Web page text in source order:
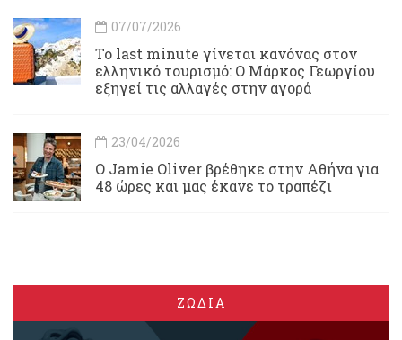
07/07/2026
Το last minute γίνεται κανόνας στον
ελληνικό τουρισμό: Ο Μάρκος Γεωργίου
εξηγεί τις αλλαγές στην αγορά
23/04/2026
Ο Jamie Oliver βρέθηκε στην Αθήνα για
48 ώρες και μας έκανε το τραπέζι
ΖΩΔΙΑ